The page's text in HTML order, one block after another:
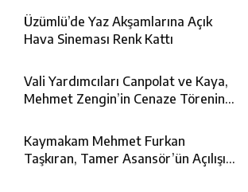
Üzümlü’de Yaz Akşamlarına Açık
Hava Sineması Renk Kattı
Vali Yardımcıları Canpolat ve Kaya,
Mehmet Zengin’in Cenaze Törenine
Kaymakam Mehmet Furkan
Taşkıran, Tamer Asansör’ün Açılışına